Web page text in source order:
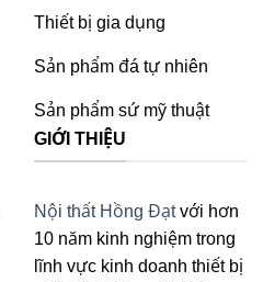
Thiết bị gia dụng
Sản phẩm đá tự nhiên
Sản phẩm sứ mỹ thuật
GIỚI THIỆU
Nội thất Hồng Đạtvới hơn
10 năm kinh nghiệm trong
lĩnh vực kinh doanh thiết bị